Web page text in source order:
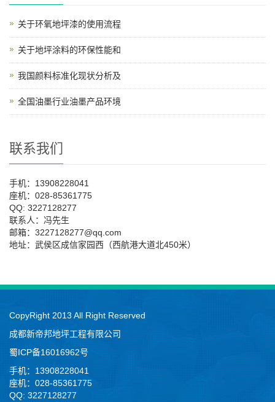
关于环氧地坪漆的使用流程
关于地坪涂料的环保性能和
我国颜料标准化现状分析及
全国油墨行业油墨产品环境
联系我们
手机：13908228041
座机：028-85361775
QQ: 3227128277
联系人：冯先生
邮箱：3227128277@qq.com
地址：武侯区成信家园西（西航港大道北450米）
CopyRight 2013 All Right Reserved
成都新帝邦地坪工程有限公司
蜀ICP备16016962号
手机：13908228041
座机：028-85361775
QQ: 3227128277